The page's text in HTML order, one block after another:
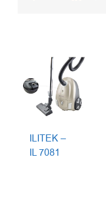
ILITEK –
IL 7081